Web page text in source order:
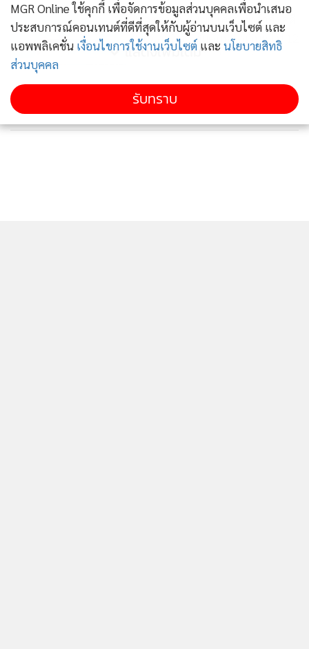
“โกศลวัฒน์” เผย เลื่อนฟังคำสั่ง คดี
“ส.ว.อุปกิต” สมคบฟอกเงินฯ ไป 12
สคส. ร่วมตำรวจไซเบอร์จับมิจฉาชีพ
ขายข้อมูลส่วนบุคคล 2 ล้านรายชื่อ
แสดงเพิ่มเติม
ข่าวในหมวดล่าสุด
MGR Online ใช้คุกกี้ เพื่อจัดการข้อมูลส่วนบุคคลเพื่อนำเสนอ
ประสบการณ์คอนเทนต์ที่ดีที่สุดให้กับผู้อ่านบนเว็บไซต์ และ
แอพพลิเคชั่น เงื่อนไขการใช้งานเว็บไซต์ และ นโยบายสิทธิ
ส่วนบุคคล
รับทราบ